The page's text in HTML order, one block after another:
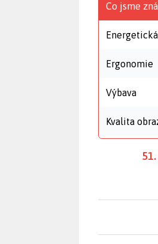
Co jsme
Ergonomie
Výbava
Kvalita